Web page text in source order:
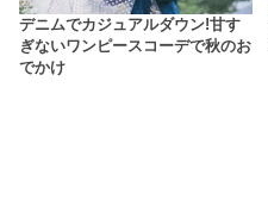
デニムでカジュアルダウン!甘す
ぎないワンピースコーデで秋のお
でかけ